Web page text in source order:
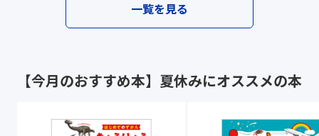
一覧を見る
【今月のおすすめ本】夏休みにオススメの本